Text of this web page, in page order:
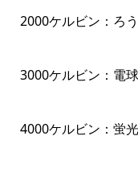
2000ケルビン：ろ
3000ケルビン：電球
4000ケルビン：蛍